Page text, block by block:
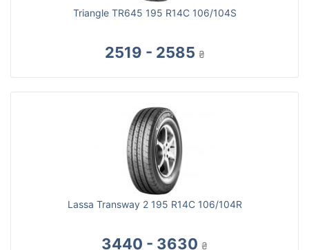
Triangle TR645 195 R14C 106/104S
2519 - 2585 ₴
Lassa Transway 2 195 R14C 106/104R
3440 - 3630 ₴